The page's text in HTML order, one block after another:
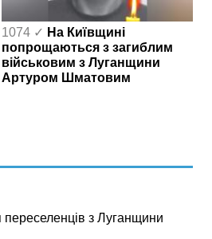
1074 ✓ На Київщині
попрощаються з загиблим
військовим з Луганщини
Артуром Шматовим
переселенців з Луганщини